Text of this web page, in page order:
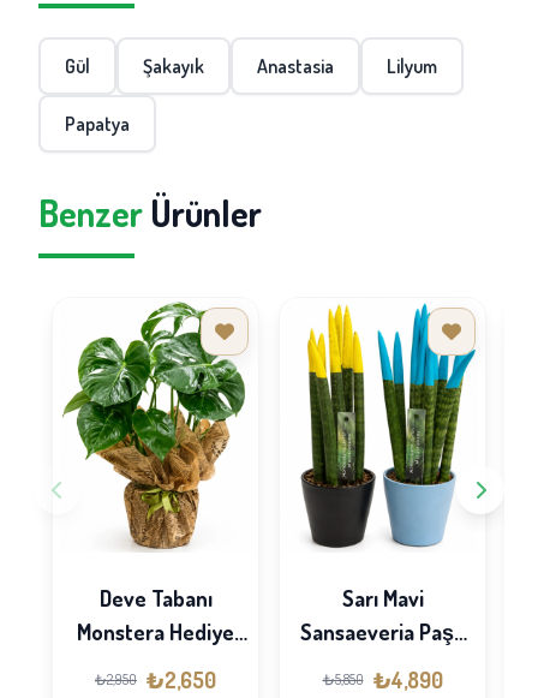
Gül Şakayık Anastasia Lilyum
Papatya
Benzer Ürünler
Deve Tabanı
Monstera Hediye
Paketli
₺2,950 ₺2,650
Sarı Mavi
Sansaeveria Paşa
Kılıcı
₺5,850 ₺4,890